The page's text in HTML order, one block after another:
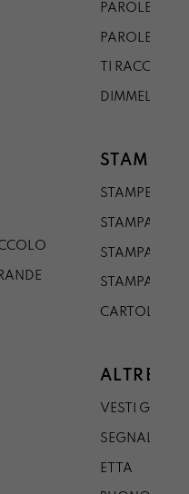
PAROLE DAL
PAROLE DA
TI
DIMMELO
STAMPE
STAMPE A5
STAMPA A3
STAMPA A1
STAMPA A0
CARTOLINA
ALTRE
VESTI
SEGNALIBRO
ETTA